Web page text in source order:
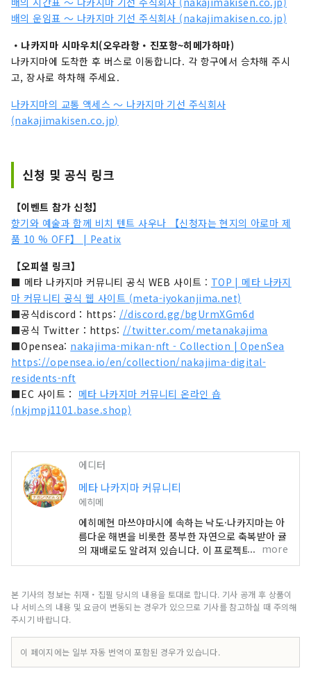
배의 운임표 ～ 나카지마 기선 주식회사 (nakajimakisen.co.jp)
・나카지마 시마우치(오우라항・진포항~히메가하마)
나카지마에 도착한 후 버스로 이동합니다. 각 항구에서 승차해 주시
고, 장사로 하차해 주세요.
나카지마의 교통 액세스 ～ 나카지마 기선 주식회사
(nakajimakisen.co.jp)
신청 및 공식 링크
【이벤트 참가 신청】
향기와 예술과 함께 비치 텐트 사우나 【신청자는 현지의 아로마 제
품 10 % OFF】 | Peatix
【오피셜 링크】
■ 메타 나카지마 커뮤니티 공식 WEB 사이트 : TOP | 메타 나카지
마 커뮤니티 공식 웹 사이트 (meta-iyokanjima.net)
■공식discord：https: //discord.gg/bgUrmXGm6d
■공식 Twitter：https: //twitter.com/metanakajima
■Opensea: nakajima-mikan-nft - Collection | OpenSea
https://opensea.io/en/collection/nakajima-digital-
residents-nft
■EC 사이트： 메타 나카지마 커뮤니티 온라인 숍
(nkjmpj1101.base.shop)
에디터
메타 나카지마 커뮤니티
에히메
에히메현 마쓰야마시에 속하는 낙도·나카지마는 아
름다운 해변을 비롯한 풍부한 자연으로 축복받아 귤
의 재배로도 알려져 있습니다. 이 프로젝트는 NFT
와 메타버스를 활용하여 나카지마의 주민으로서의
가자나 커뮤니티 활동의 공헌자에게는 🍊메타 나카
지마 주민표 NFT🍊를 배포합니다. 앞으로도 현지
스스로 증류한 증류수를 사용한 사우나의 로우류 체
험 등, 나카지마의 매력을 응축한 기회를 제공해 갈
것입니다. 온라인과 오프라인을 넘어 메타 나카지마
more
본 기사의 정보는 취재・집필 당시의 내용을 토대로 합니다. 기사 공개 후 상품이
나 서비스의 내용 및 요금이 변동되는 경우가 있으므로 기사를 참고하실 때 주의해
주시기 바랍니다.
이 페이지에는 일부 자동 번역이 포함된 경우가 있습니다.